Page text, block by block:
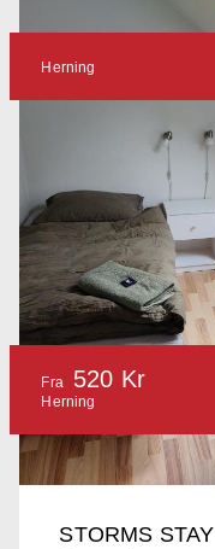
STORMS STAY
Herning
Fra 520 Kr
Herning